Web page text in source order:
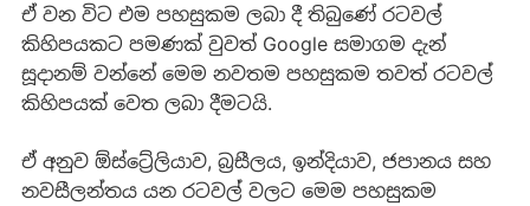
ඒ වන විට එම පහසුකම ලබා දී තිබුණේ රටවල්
කිහිපයකට පමණක් වුවත් Google සමාගම දැන්
සූදානම් වන්නේ මෙම නවතම පහසුකම තවත් රටවල්
කිහිපයක් වෙත ලබා දීමටයි.
ඒ අනුව ඕස්ට්‍රේලියාව, බ්‍රසීලය, ඉන්දියාව, ජපානය සහ
නවසීලන්තය යන රටවල් වලට මෙම පහසුකම